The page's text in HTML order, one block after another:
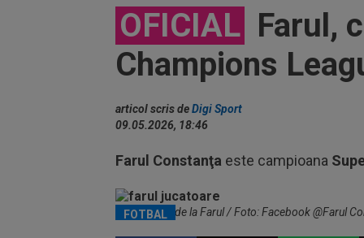
OFICIAL Farul,
Champions
articol scris deDigi Sport
09.05.2026, 18:46
Farul Constanţa este campioana
FOTBAL
Jucătoarele de la Farul / Foto: Facebook @Farul